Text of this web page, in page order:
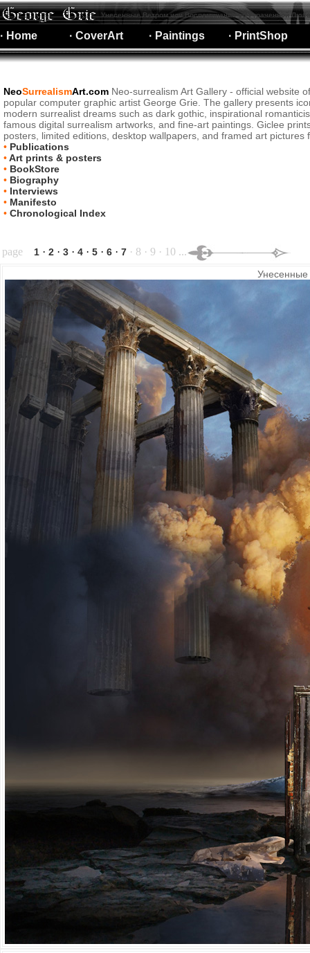
Унесенные Ветром или Воспоминания об Утраченной
· Home · CoverArt · Paintings · PrintShop
NeoSurrealismArt.com Neo-surrealism Art Gallery - official website
popular computer graphic artist George Grie. The gallery presents
modern surrealist dreams such as dark gothic, inspirational
famous digital surrealism artworks, and fine-art paintings. Giclee
posters, limited editions, desktop wallpapers, and framed art pictures
• Publications
•Art prints & posters
• BookStore
• Biography
• Interviews
• Manifesto
• Chronological Index
page 1 · 2 · 3 · 4 · 5 · 6 · 7 · 8 · 9 · 10 ...